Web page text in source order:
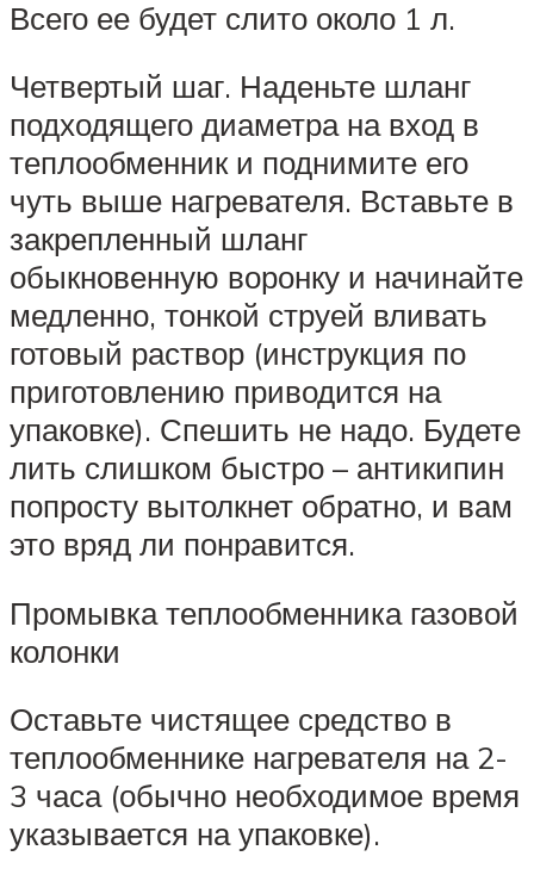
Всего ее будет слито около 1 л.
Четвертый шаг. Наденьте шланг
подходящего диаметра на вход в
теплообменник и поднимите его
чуть выше нагревателя. Вставьте в
закрепленный шланг
обыкновенную воронку и начинайте
медленно, тонкой струей вливать
готовый раствор (инструкция по
приготовлению приводится на
упаковке). Спешить не надо. Будете
лить слишком быстро – антикипин
попросту вытолкнет обратно, и вам
это вряд ли понравится.
Промывка теплообменника газовой
колонки
Оставьте чистящее средство в
теплообменнике нагревателя на 2-
3 часа (обычно необходимое время
указывается на упаковке).